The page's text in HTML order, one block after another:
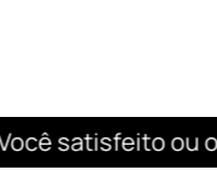
satisfeito ou o